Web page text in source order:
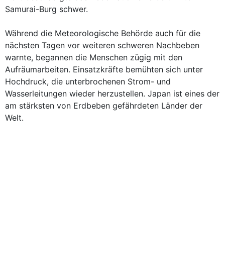
Samurai-Burg schwer.
Während die Meteorologische Behörde auch für die
nächsten Tagen vor weiteren schweren Nachbeben
warnte, begannen die Menschen zügig mit den
Aufräumarbeiten. Einsatzkräfte bemühten sich unter
Hochdruck, die unterbrochenen Strom- und
Wasserleitungen wieder herzustellen. Japan ist eines der
am stärksten von Erdbeben gefährdeten Länder der
Welt.